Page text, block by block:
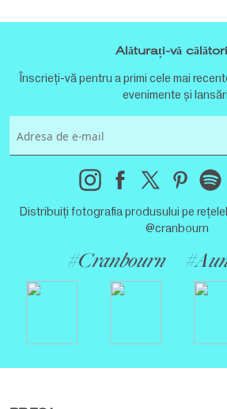
Distribuiți fotografia produsului pe
@cranbourn
#Cranbourn
Alăturați-vă
Înscrieți-vă pentru a primi cele mai
evenimente și